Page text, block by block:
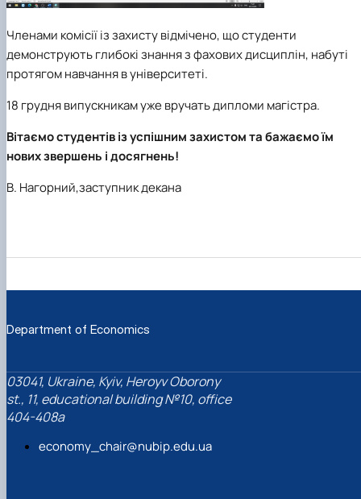
Членами комісії із захисту відмічено, що студенти
демонструють глибокі знання з фахових дисциплін, набуті
протягом навчання в університеті.
18 грудня випускникам уже вручать дипломи магістра.
Вітаємо студентів із успішним захистом та бажаємо їм
нових звершень і досягнень!
В. Нагорний,заступник декана
Department of Economics
03041, Ukraine, Kyiv, Heroyv Oborony
st., 11, educational building №10, office
404-408a
economy_chair@nubip.edu.ua